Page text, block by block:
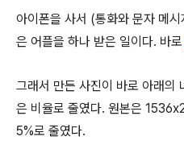
아이폰을 사서 (통화와 문자 메
은 어플을 하나 받은 일이다. 바로
그래서 만든 사진이 바로 아래의
은 비율로 줄였다. 원본은
5%로 줄였다.